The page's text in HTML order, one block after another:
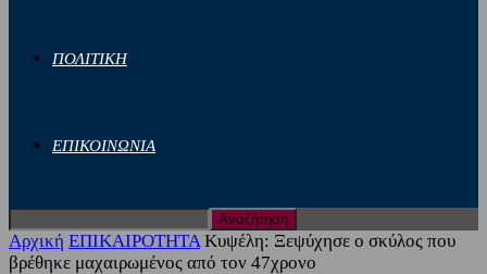
ΠΟΛΙΤΙΚΗ
ΕΠΙΚΟΙΝΩΝΙΑ
Αρχική ΕΠΙΚΑΙΡΟΤΗΤΑ Κυψέλη: Ξεψύχησε ο σκύλος που
βρέθηκε μαχαιρωμένος από τον 47χρονο